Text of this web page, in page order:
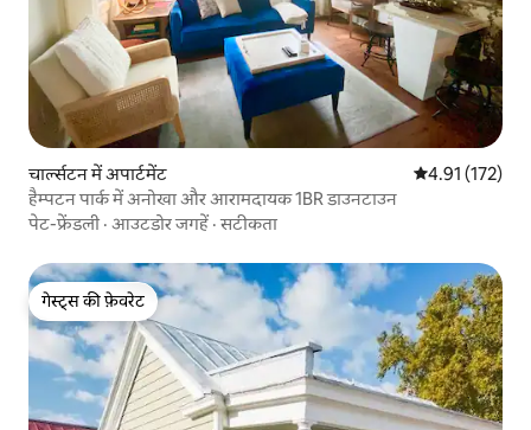
चार्ल्सटन में अपार्टमेंट औसत रेटिंग 5 में से
4.91 (172)
हैम्पटन पार्क में अनोखा और आरामदायक 1BR डाउनटाउन
पेट-फ्रेंडली · आउटडोर जगहें ·सटीकता
गेस्ट्स की फ़ेवरेट
गेस्ट्स की फ़ेवरेट